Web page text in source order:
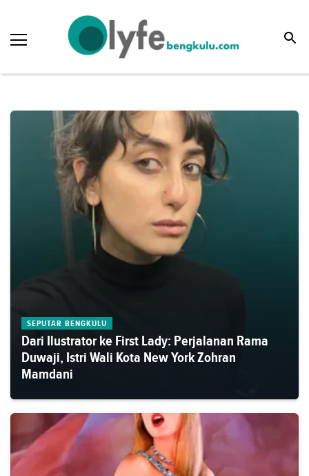
SEPUTAR BENGKULU
Dari Ilustrator ke First Lady: Perjalanan Rama
Duwaji, Istri Wali Kota New York Zohran
Mamdani